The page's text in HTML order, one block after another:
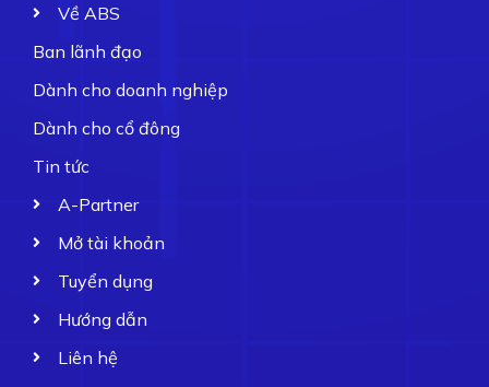
Về ABS
Ban lãnh đạo
Dành cho doanh nghiệp
Dành cho cổ đông
Tin tức
A-Partner
Mở tài khoản
Tuyển dụng
Hướng dẫn
Liên hệ